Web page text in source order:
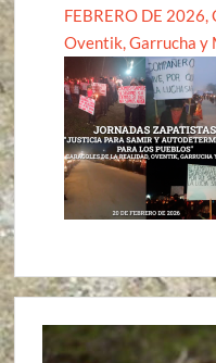
FEBRERO DE 2026,
Oventik, Garrucha y